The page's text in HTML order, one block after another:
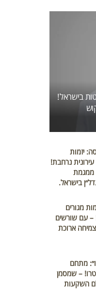
בישראל!
יזמות
נרחבת!
ממגמת
בישראל.
מגורים
– עם שורשים
צמיחה ארוכת
מתחם
– שמסמן
השקעות